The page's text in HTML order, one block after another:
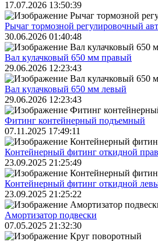
17.07.2026 13:50:39
Рычаг тормозной регулировочный
30.06.2026 01:40:48
Вал кулачковый 650 мм правый
29.06.2026 12:23:43
Вал кулачковый 650 мм левый
29.06.2026 12:23:43
Фитинг контейнерный подъемный
07.11.2025 17:49:11
Контейнерный фитинг откидной
23.09.2025 21:25:49
Контейнерный фитинг откидной
23.09.2025 21:25:22
Амортизатор подвески
07.05.2025 21:32:30